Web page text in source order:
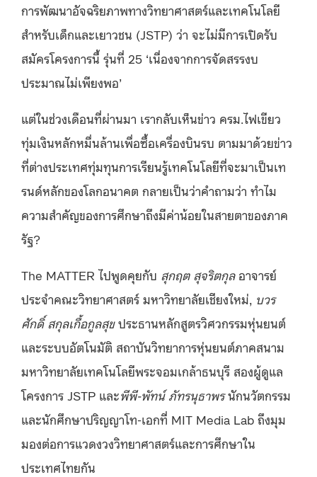
การพัฒนาอัจฉริยภาพทางวิทยาศาสตร์และเทคโนโลยี
สำหรับเด็กและเยาวชน (JSTP) ว่า จะไม่มีการเปิดรับ
สมัครโครงการนี้ รุ่นที่ 25 ‘เนื่องจากการจัดสรรงบ
ประมาณไม่เพียงพอ’
แต่ในช่วงเดือนที่ผ่านมา เรากลับเห็นข่าว ครม.ไฟเขียว
ทุ่มเงินหลักหมื่นล้านเพื่อซื้อเครื่องบินรบ ตามมาด้วยข่าว
ที่ต่างประเทศทุ่มทุนการเรียนรู้เทคโนโลยีที่จะมาเป็นเท
รนด์หลักของโลกอนาคต กลายเป็นว่าคำถามว่า ทำไม
ความสำคัญของการศึกษาถึงมีค่าน้อยในสายตาของภาค
รัฐ?
The MATTER ไปพูดคุยกับ สุกฤต สุจริตกุลอาจารย์
ประจำคณะวิทยาศาสตร์ มหาวิทยาลัยเชียงใหม่, บวร
ศักดิ์ สกุลเกื้อกูลสุขประธานหลักสูตรวิศวกรรมหุ่นยนต์
และระบบอัตโนมัติ สถาบันวิทยาการหุ่นยนต์ภาคสนาม
มหาวิทยาลัยเทคโนโลยีพระจอมเกล้าธนบุรี สองผู้ดูแล
โครงการ JSTP และพีพี-พัทน์ ภัทรนุธาพรนักนวัตกรรม
และนักศึกษาปริญญาโท-เอกที่ MIT Media Lab ถึงมุม
มองต่อการแวดงวงวิทยาศาสตร์และการศึกษาใน
ประเทศไทยกัน